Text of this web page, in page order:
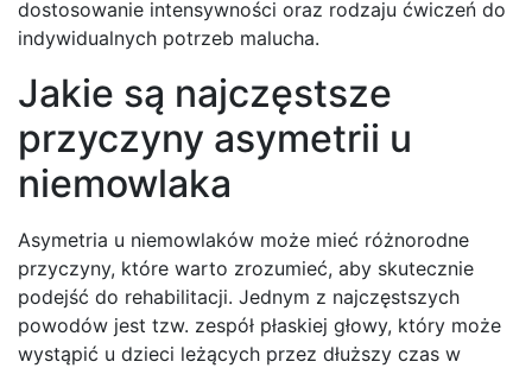
dostosowanie intensywności oraz rodzaju ćwiczeń do
indywidualnych potrzeb malucha.
Jakie są najczęstsze
przyczyny asymetrii u
niemowlaka
Asymetria u niemowlaków może mieć różnorodne
przyczyny, które warto zrozumieć, aby skutecznie
podejść do rehabilitacji. Jednym z najczęstszych
powodów jest tzw. zespół płaskiej głowy, który może
wystąpić u dzieci leżących przez dłuższy czas w